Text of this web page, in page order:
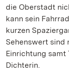
die Oberstadt
kann sein
kurzen
Sehenswert sind
Einrichtung
Dichterin.